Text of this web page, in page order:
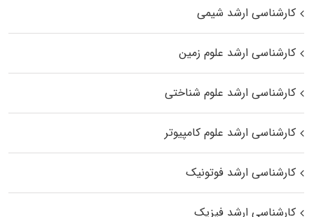
کارشناسی ارشد شیمی
کارشناسی ارشد علوم زمین
کارشناسی ارشد علوم شناختی
کارشناسی ارشد علوم کامپیوتر
کارشناسی ارشد فوتونیک
کارشناسی ارشد فیزیک